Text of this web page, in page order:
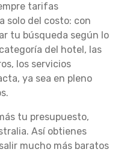
tarifas
solo del costo: con
tu búsqueda según lo
del hotel, las
los servicios
ya sea en pleno
tu presupuesto,
Así obtienes
mucho más baratos